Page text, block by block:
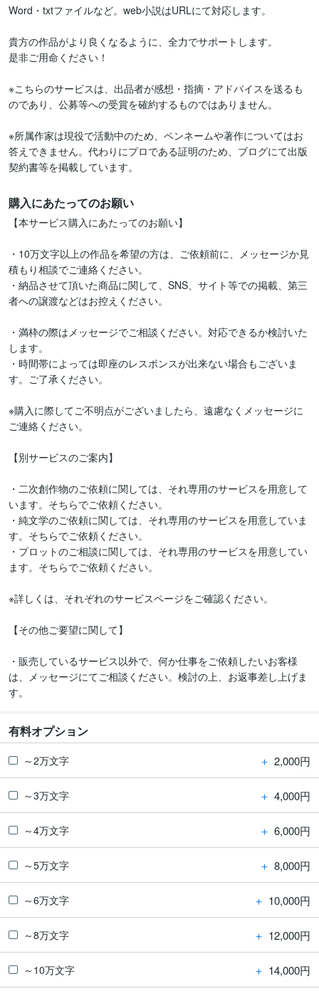
Word・txtファイルなど。web小説はURLにて対応します。
貴方の作品がより良くなるように、全力でサポートします。
是非ご用命ください！
※こちらのサービスは、出品者が感想・指摘・アドバイスを送るも
のであり、公募等への受賞を確約するものではありません。
※所属作家は現役で活動中のため、ペンネームや著作についてはお
答えできません。代わりにプロである証明のため、ブログにて出版
契約書等を掲載しています。
購入にあたってのお願い
【本サービス購入にあたってのお願い】
・10万文字以上の作品を希望の方は、ご依頼前に、メッセージか見
積もり相談でご連絡ください。
・納品させて頂いた商品に関して、SNS、サイト等での掲載、第三
者への譲渡などはお控えください。
・満枠の際はメッセージでご相談ください。対応できるか検討いた
します。
・時間帯によっては即座のレスポンスが出来ない場合もございま
す。ご了承ください。
※購入に際してご不明点がございましたら、遠慮なくメッセージに
ご連絡ください。
【別サービスのご案内】
・二次創作物のご依頼に関しては、それ専用のサービスを用意して
います。そちらでご依頼ください。
・純文学のご依頼に関しては、それ専用のサービスを用意していま
す。そちらでご依頼ください。
・プロットのご相談に関しては、それ専用のサービスを用意してい
ます。そちらでご依頼ください。
※詳しくは、それぞれのサービスページをご確認ください。
【その他ご要望に関して】
・販売しているサービス以外で、何か仕事をご依頼したいお客様
は、メッセージにてご相談ください。検討の上、お返事差し上げま
す。
有料オプション
～2万文字 ＋ 2,000円
～3万文字 ＋ 4,000円
～4万文字 ＋ 6,000円
～5万文字 ＋ 8,000円
～6万文字 ＋ 10,000円
～8万文字 ＋ 12,000円
～10万文字 ＋ 14,000円